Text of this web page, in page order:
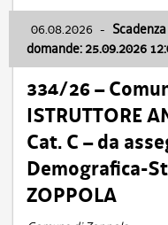
06.08.2026 -
domande: 25.09.2026
334/26 –
ISTRUTTORE
Cat. C – da
Demografica-
ZOPPOLA